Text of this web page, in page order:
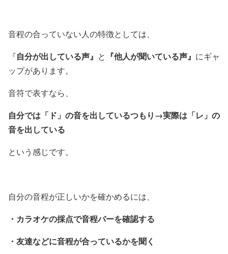
音程の合っていない人の特徴としては、
『自分が出している声』 と 『他人が聞いている声』 にギャ
ップがあります。
音符で表すなら、
自分では「ド」の音を出しているつもり→実際は「レ」の
音を出している
という感じです。
自分の音程が正しいかを確かめるには、
・カラオケの採点で音程バーを確認する
・友達などに音程が合っているかを聞く